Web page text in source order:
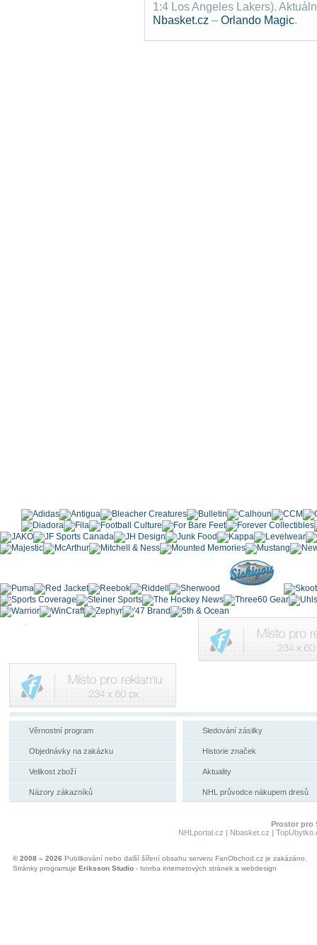
1:4 Los Angeles Lakers).
Nbasket.cz – Orlando Magic.
Věrnostní program
Objednávky na zakázku
Velikost zboží
Názory zákazníků
Sledování zásilky
Historie značek
Aktuality
NHL průvodce nákupem dresů
Prostor pro
NHLportal.cz | Nbasket.cz |
© 2008 – 2026 Publikování nebo další šíření obsahu serveru FanObchod.cz je zakázáno.
Stránky programuje Eriksson Studio - tvorba internetových stránek a webdesign